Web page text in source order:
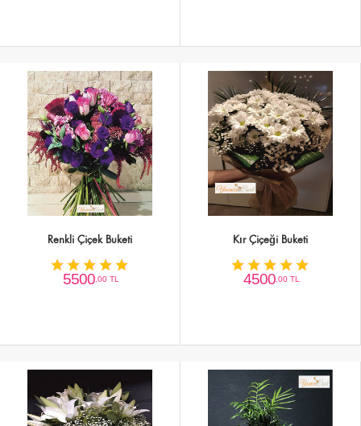
Renkli Çiçek Buketi
5500,00 TL
Kır Çiçeği Buketi
4500,00 TL